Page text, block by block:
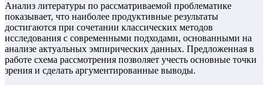
Анализ литературы по рассматриваемой проблематике
показывает, что наиболее продуктивные результаты
достигаются при сочетании классических методов
исследования с современными подходами, основанными на
анализе актуальных эмпирических данных. Предложенная в
работе схема рассмотрения позволяет учесть основные точки
зрения и сделать аргументированные выводы.